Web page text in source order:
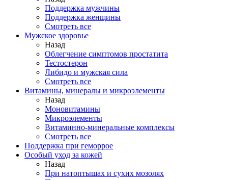
Поддержка мужчины
Поддержка женщины
Смотреть все
Мужское здоровье
Назад
Облегчение симптомов простатита
Тестостерон
Либидо и мужская сила
Смотреть все
Витамины, минералы и микроэлементы
Назад
Моновитамины
Микроэлементы
Витаминно-минеральные комплексы
Смотреть все
Поддержка при геморрое
Особый уход за кожей
Назад
При натоптышах и сухих мозолях